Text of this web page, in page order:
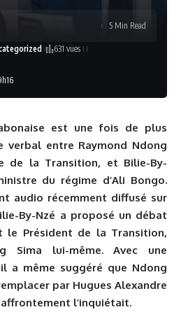
631 vues
5 Min Read
est une fois de plus
verbal entre Raymond Ndong
de la Transition, et Bilie-By-
du régime d’Ali Bongo.
audio récemment diffusé sur
By-Nzé a proposé un débat
le Président de la Transition,
Sima lui-même. Avec une
a même suggéré que Ndong
par Hugues Alexandre
l’inquiétait.